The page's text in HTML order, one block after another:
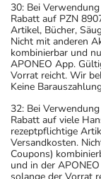
30: Bei
Rabatt auf PZN
Artikel, Bücher,
Nicht mit anderen
kombinierbar und
APONEO App.
Vorrat reicht. Wir
Keine
32: Bei
Rabatt auf viele
rezeptpflichtige
Versandkosten.
Coupons)
und in der